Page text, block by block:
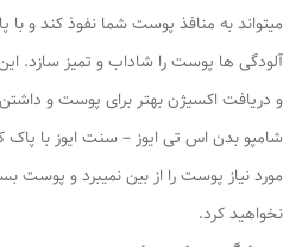
میتواند به منافذ پوست شما نفوذ کند و با
آلودگی ها پوست را شاداب و تمیز سازد.
و دریافت اکسیژن بهتر برای پوست و
شامپو بدن اس تی ایوز – سنت ایوز با پاک
مورد نیاز پوست را از بین نمیبرد و
نخواهید کرد.